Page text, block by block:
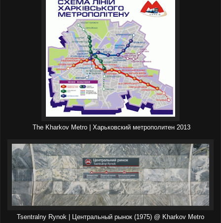
The Kharkov Metro | Харьковский метрополитен 2013
Tsentralny Rynok | Центральный рынок (1975) @ Kharkov Metro